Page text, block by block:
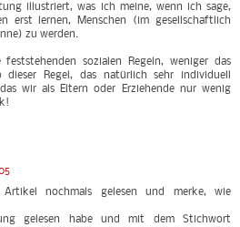
illustriert, was ich meine, wenn ich sage,
erst lernen, Menschen (im gesellschaftlich
zu werden.
sozialen Regeln, weniger das
dieser Regel, das natürlich sehr individuell
wir als Eltern oder Erziehende nur wenig
nochmals gelesen und merke, wie
gelesen habe und mit dem Stichwort